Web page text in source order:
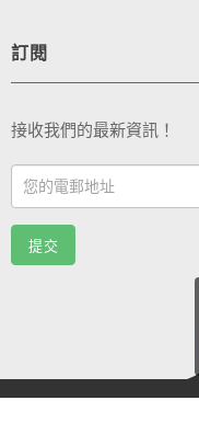
訂閱
接收我們的最新資訊！
Footer
Email
Sub
(TC)
提交